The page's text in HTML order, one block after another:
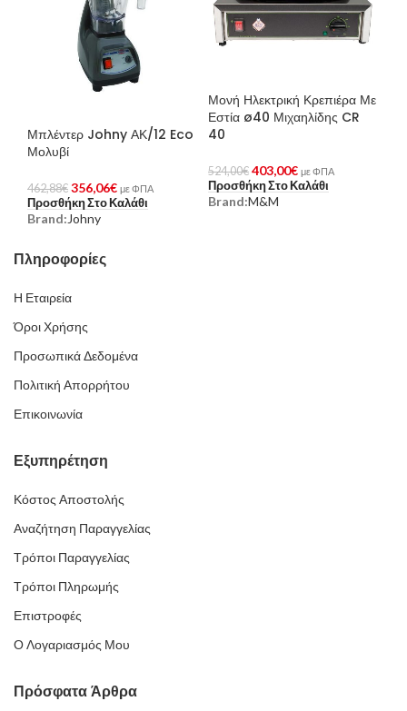
Μπλέντερ Johny ΑΚ/12 Eco
Μολυβί
462,88€ 356,06€ με ΦΠΑ
Προσθήκη Στο Καλάθι
Brand: Johny
Μονή Ηλεκτρική Κρεπιέρα Με
Εστία ø40 Μιχαηλίδης CR
40
524,00€ 403,00€ με ΦΠΑ
Προσθήκη Στο Καλάθι
Brand:M&M
Πληροφορίες
Η Εταιρεία
Όροι Χρήσης
Προσωπικά Δεδομένα
Πολιτική Απορρήτου
Επικοινωνία
Εξυπηρέτηση
Κόστος Αποστολής
Αναζήτηση Παραγγελίας
Τρόποι Παραγγελίας
Τρόποι Πληρωμής
Επιστροφές
Ο Λογαριασμός Μου
Πρόσφατα Άρθρα